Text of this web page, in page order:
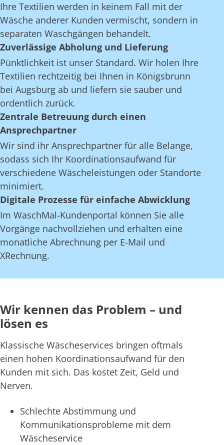
Ihre Textilien werden in keinem Fall mit der
Wäsche anderer Kunden vermischt, sondern in
separaten Waschgängen behandelt.
Zuverlässige Abholung und Lieferung
Pünktlichkeit ist unser Standard. Wir holen Ihre
Textilien rechtzeitig bei Ihnen in Königsbrunn
bei Augsburg ab und liefern sie sauber und
ordentlich zurück.
Zentrale Betreuung durch einen
Ansprechpartner
Wir sind ihr Ansprechpartner für alle Belange,
sodass sich Ihr Koordinationsaufwand für
verschiedene Wäscheleistungen oder Standorte
minimiert.
Digitale Prozesse für einfache Abwicklung
Im WaschMal-Kundenportal können Sie alle
Vorgänge nachvollziehen und erhalten eine
monatliche Abrechnung per E-Mail und
XRechnung.
Wir kennen das Problem – und
lösen es
Klassische Wäscheservices bringen oftmals
einen hohen Koordinationsaufwand für den
Kunden mit sich. Das kostet Zeit, Geld und
Nerven.
Schlechte Abstimmung und
Kommunikationsprobleme mit dem
Wäscheservice